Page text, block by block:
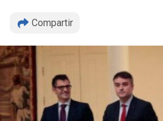
Compartir